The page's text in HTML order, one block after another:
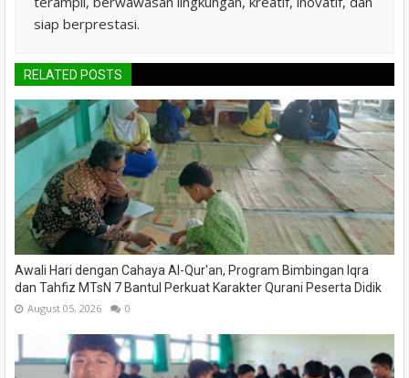
siap berprestasi.
RELATED POSTS
Awali Hari dengan Cahaya Al-Qur'an, Program Bimbingan Iqra
dan Tahfiz MTsN 7 Bantul Perkuat Karakter Qurani Peserta Didik
August 05, 2026 0